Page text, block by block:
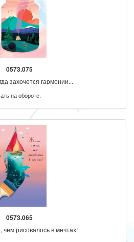
0573.075
захочется гармонии...
на обороте.
0573.065
рисовалось в мечтах!